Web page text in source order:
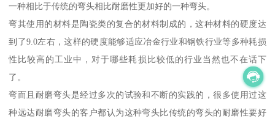
一种相比于传统的弯头相比耐磨性更加好的一种弯头。
弯其使用的材料是陶瓷类的复合的材料制成的，这种材料的硬度达
到了9.0左右，这样的硬度能够适应冶金行业和钢铁行业等多种耗损
性比较高的工业中，对于哪些耗损比较低的行业当然也不在话下
了。
弯而且耐磨弯头是经过多次的试验和不断的实践的，很多使用过这
种远达耐磨弯头的客户都认为这种弯头比传统的弯头的耐磨性要好